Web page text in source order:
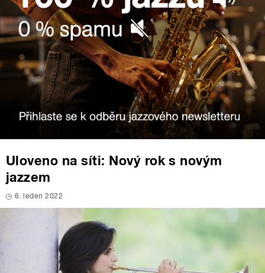
Uloveno na síti: Nový rok s novým
jazzem
6. leden 2022